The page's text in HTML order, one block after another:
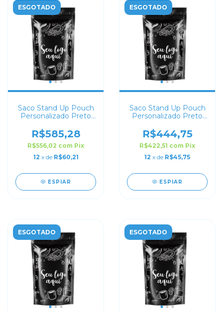
ESGOTADO
Saco Stand Up Pouch
Personalizado Preto
R$585,28
R$556,02 com Pix
12 x de R$60,21
ESPIAR
ESGOTADO
Saco Stand Up Pouch
Personalizado Preto
R$444,75
R$422,51 com Pix
12 x de R$45,75
ESPIAR
ESGOTADO ESGOTADO